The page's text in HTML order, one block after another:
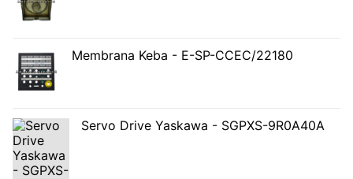
Membrana Keba - E-SP-CCEC/22180
Servo Drive Yaskawa - SGPXS-9R0A40A